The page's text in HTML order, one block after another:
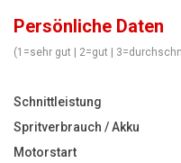
Persönliche Daten
(1=sehr gut | 2=gut |
Schnittleistung
Spritverbrauch / Akku
Motorstart